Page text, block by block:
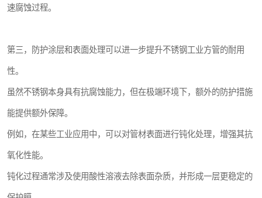
速腐蚀过程。
第三，防护涂层和表面处理可以进一步提升不锈钢工业方管的耐用
性。
虽然不锈钢本身具有抗腐蚀能力，但在极端环境下，额外的防护措施
能提供额外保障。
例如，在某些工业应用中，可以对管材表面进行钝化处理，增强其抗
氧化性能。
钝化过程通常涉及使用酸性溶液去除表面杂质，并形成一层更稳定的